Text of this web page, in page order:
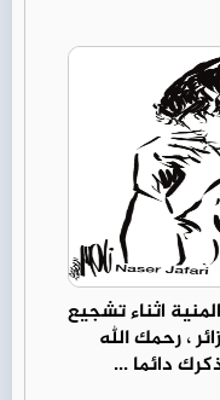
اثناء تشجيع
، رحمك الله
دائما ...